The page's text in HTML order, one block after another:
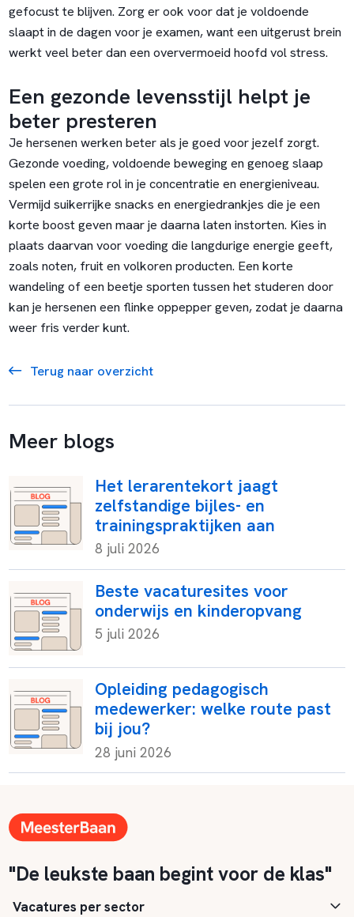
gefocust te blijven. Zorg er ook voor dat je voldoende
slaapt in de dagen voor je examen, want een uitgerust brein
werkt veel beter dan een oververmoeid hoofd vol stress.
Een gezonde levensstijl helpt je
beter presteren
Je hersenen werken beter als je goed voor jezelf zorgt.
Gezonde voeding, voldoende beweging en genoeg slaap
spelen een grote rol in je concentratie en energieniveau.
Vermijd suikerrijke snacks en energiedrankjes die je een
korte boost geven maar je daarna laten instorten. Kies in
plaats daarvan voor voeding die langdurige energie geeft,
zoals noten, fruit en volkoren producten. Een korte
wandeling of een beetje sporten tussen het studeren door
kan je hersenen een flinke oppepper geven, zodat je daarna
weer fris verder kunt.
Terug naar overzicht
Meer blogs
Het lerarentekort jaagt
zelfstandige bijles- en
trainingspraktijken aan
8 juli 2026
Beste vacaturesites voor
onderwijs en kinderopvang
5 juli 2026
Opleiding pedagogisch
medewerker: welke route past
bij jou?
28 juni 2026
"De leukste baan begint voor de klas"
Vacatures per sector